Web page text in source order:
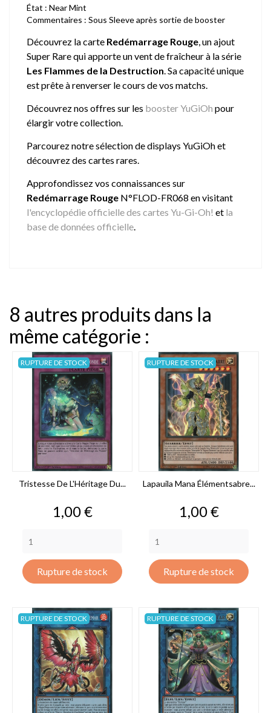
État : Near Mint
Commentaires : Sous Sleeve après sortie de booster
Découvrez la carte Redémarrage Rouge, un ajout
Super Rare qui apporte un vent de fraîcheur à la série
Les Flammes de la Destruction. Sa capacité unique
est prête à renverser le cours de vos matchs.
Découvrez nos offres sur les booster YuGiOh pour
élargir votre collection.
Parcourez notre sélection dedisplays YuGiOhet
découvrez des cartes rares.
Approfondissez vos connaissances sur
Redémarrage Rouge N°FLOD-FR068 en visitant
l'encyclopédie officielle des cartes Yu-Gi-Oh! et la
base de données officielle.
8 autres produits dans la
même catégorie :
Tristesse De L'Héritage Du...
Prix
1,00 €
Rupture de stock
RUPTURE DE STOCK
Lapauila Mana Élémentsabre...
Prix
1,00 €
Rupture de stock
RUPTURE DE STOCK
RUPTURE DE STOCK RUPTURE DE STOCK